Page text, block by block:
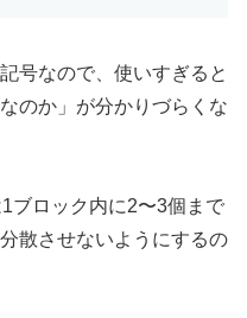
号なので、使いすぎると
のか」が分かりづらくな
ブロック内に2〜3個まで
散させないようにするの